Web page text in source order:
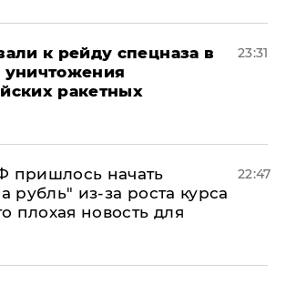
к рейду спецназа в
ракетных
23:31
пришлось начать
рубль" из-за роста курса
плохая новость для
22:47